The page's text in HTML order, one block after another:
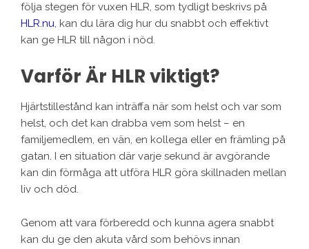
följa stegen för vuxen HLR, som tydligt beskrivs på
HLR.nu, kan du lära dig hur du snabbt och effektivt
kan ge HLR till någon i nöd.
Varför Är HLR viktigt?
Hjärtstillestånd kan inträffa när som helst och var som
helst, och det kan drabba vem som helst – en
familjemedlem, en vän, en kollega eller en främling på
gatan. I en situation där varje sekund är avgörande
kan din förmåga att utföra HLR göra skillnaden mellan
liv och död.
Genom att vara förberedd och kunna agera snabbt
kan du ge den akuta vård som behövs innan